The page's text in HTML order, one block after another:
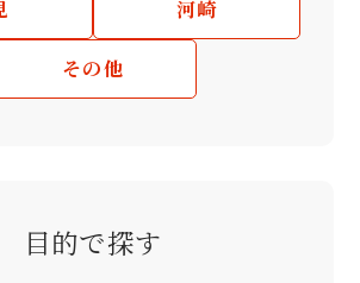
河崎
その他
目的で探す